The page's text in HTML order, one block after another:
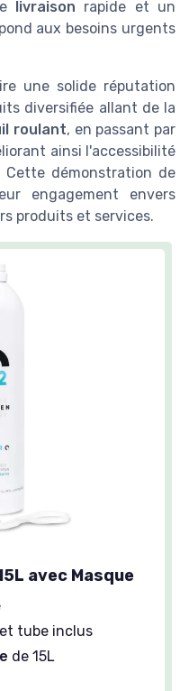
livraison rapide et un
aux besoins urgents
une solide réputation
diversifiée allant de la
roulant, en passant par
ainsi l'accessibilité
démonstration de
engagement envers
produits et services.
avec Masque
tube inclus
de 15L